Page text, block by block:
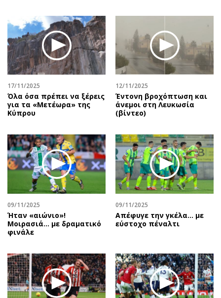
17/11/2025
Όλα όσα πρέπει να ξέρεις
για τα «Μετέωρα» της
Κύπρου
12/11/2025
Έντονη βροχόπτωση και
άνεμοι στη Λευκωσία
(βίντεο)
09/11/2025
Ήταν «αιώνιο»!
Μοιρασιά… με δραματικό
φινάλε
09/11/2025
Aπέφυγε την γκέλα... με
εύστοχο πέναλτι